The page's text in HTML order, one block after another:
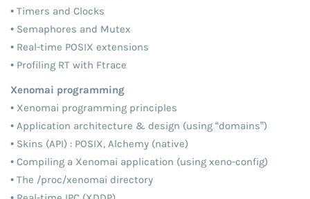
• Timers and Clocks
• Semaphores and Mutex
• Real-time POSIX extensions
• Profiling RT with Ftrace
Xenomai programming
• Xenomai programming principles
• Application architecture & design (using “domains”)
• Skins (API) : POSIX, Alchemy (native)
• Compiling a Xenomai application (using xeno-config)
• The /proc/xenomai directory